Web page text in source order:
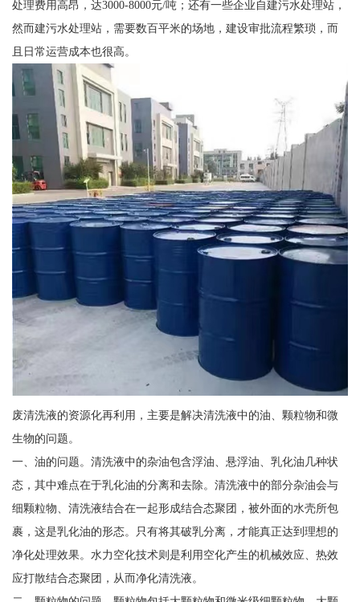
处理费用高昂，达3000-8000元/吨；还有一些企业自建污水处理站，
然而建污水处理站，需要数百平米的场地，建设审批流程繁琐，而
且日常运营成本也很高。
废清洗液的资源化再利用，主要是解决清洗液中的油、颗粒物和微
生物的问题。
一、油的问题。清洗液中的杂油包含浮油、悬浮油、乳化油几种状
态，其中难点在于乳化油的分离和去除。清洗液中的部分杂油会与
细颗粒物、清洗液结合在一起形成结合态聚团，被外面的水壳所包
裹，这是乳化油的形态。只有将其破乳分离，才能真正达到理想的
净化处理效果。水力空化技术则是利用空化产生的机械效应、热效
应打散结合态聚团，从而净化清洗液。